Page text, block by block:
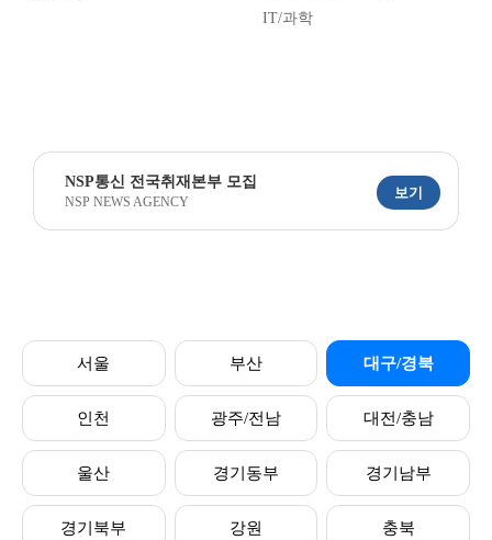
IT/과학
NSP통신 전국취재본부 모집
NSP NEWS AGENCY
보기
서울 부산 대구/경북
인천 광주/전남 대전/충남
울산 경기동부 경기남부
경기북부 강원 충북